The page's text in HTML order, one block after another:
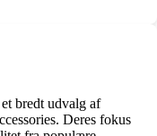
bredt udvalg af
Deres fokus